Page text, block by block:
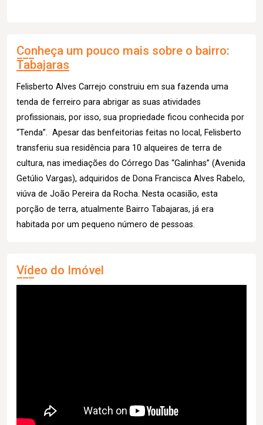
Conheça um pouco mais sobre o bairro:
Tabajaras
Felisberto Alves Carrejo construiu em sua fazenda uma
tenda de ferreiro para abrigar as suas atividades
profissionais, por isso, sua propriedade ficou conhecida por
“Tenda”. Apesar das benfeitorias feitas no local, Felisberto
transferiu sua residência para 10 alqueires de terra de
cultura, nas imediações do Córrego Das “Galinhas” (Avenida
Getúlio Vargas), adquiridos de Dona Francisca Alves Rabelo,
viúva de João Pereira da Rocha. Nesta ocasião, esta
porção de terra, atualmente Bairro Tabajaras, já era
habitada por um pequeno número de pessoas.
Vídeo do Imóvel